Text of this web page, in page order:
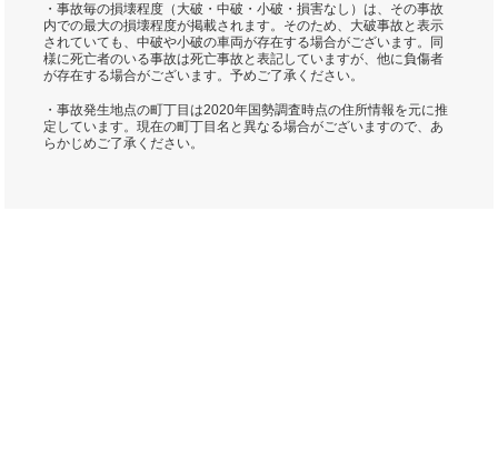
・事故毎の損壊程度（大破・中破・小破・損害なし）は、その事故
内での最大の損壊程度が掲載されます。そのため、大破事故と表示
されていても、中破や小破の車両が存在する場合がございます。同
様に死亡者のいる事故は死亡事故と表記していますが、他に負傷者
が存在する場合がございます。予めご了承ください。
・事故発生地点の町丁目は2020年国勢調査時点の住所情報を元に推
定しています。現在の町丁目名と異なる場合がございますので、あ
らかじめご了承ください。